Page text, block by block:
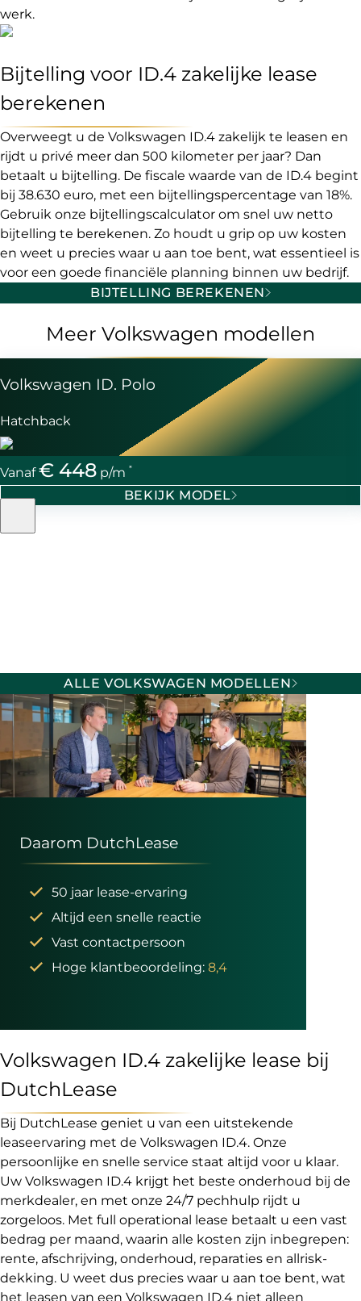
werk.
Bijtelling voor ID.4 zakelijke lease
berekenen
Overweegt u de Volkswagen ID.4 zakelijk te leasen en
rijdt u privé meer dan 500 kilometer per jaar? Dan
betaalt u bijtelling. De fiscale waarde van de ID.4 begint
bij 38.630 euro, met een bijtellingspercentage van 18%.
Gebruik onze bijtellingscalculator om snel uw netto
bijtelling te berekenen. Zo houdt u grip op uw kosten
en weet u precies waar u aan toe bent, wat essentieel is
voor een goede financiële planning binnen uw bedrijf.
BIJTELLING BEREKENEN
Meer Volkswagen modellen
Volkswagen ID. Polo
Hatchback
Vanaf€ 448 p/m *
BEKIJK MODEL
ALLE VOLKSWAGEN MODELLEN
Volkswagen ID.4 zakelijke lease bij
DutchLease
Bij DutchLease geniet u van een uitstekende
leaseervaring met de Volkswagen ID.4. Onze
persoonlijke en snelle service staat altijd voor u klaar.
Uw Volkswagen ID.4 krijgt het beste onderhoud bij de
merkdealer, en met onze 24/7 pechhulp rijdt u
zorgeloos. Met full operational lease betaalt u een vast
bedrag per maand, waarin alle kosten zijn inbegrepen:
rente, afschrijving, onderhoud, reparaties en allrisk-
dekking. U weet dus precies waar u aan toe bent, wat
het leasen van een Volkswagen ID.4 niet alleen
Daarom DutchLease
50 jaar lease-ervaring
Altijd een snelle reactie
Vast contactpersoon
Hoge klantbeoordeling: 8,4